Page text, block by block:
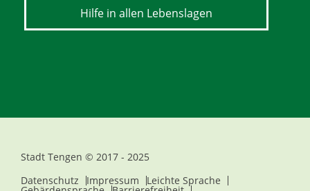
Hilfe in allen Lebenslagen
Stadt Tengen © 2017 - 2025
Datenschutz
Impressum Leichte Sprache